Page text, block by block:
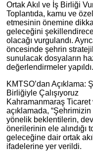
Ortak Akıl ve İş Birliği
Toplantıda, kamu ve
etmesinin önemine
geleceğini
olacağı vurgulandı.
öncesinde şehrin
sunulacak dosyaların
değerlendirmeler yapıldı.
KMTSO’dan Açıklama:
Birliğiyle Çalışıyoruz
Kahramanmaraş Ticaret
açıklamada,
yönelik beklentilerin,
önerilerinin ele alındığı
geleceğine dair ortak
ifadelerine yer verildi.